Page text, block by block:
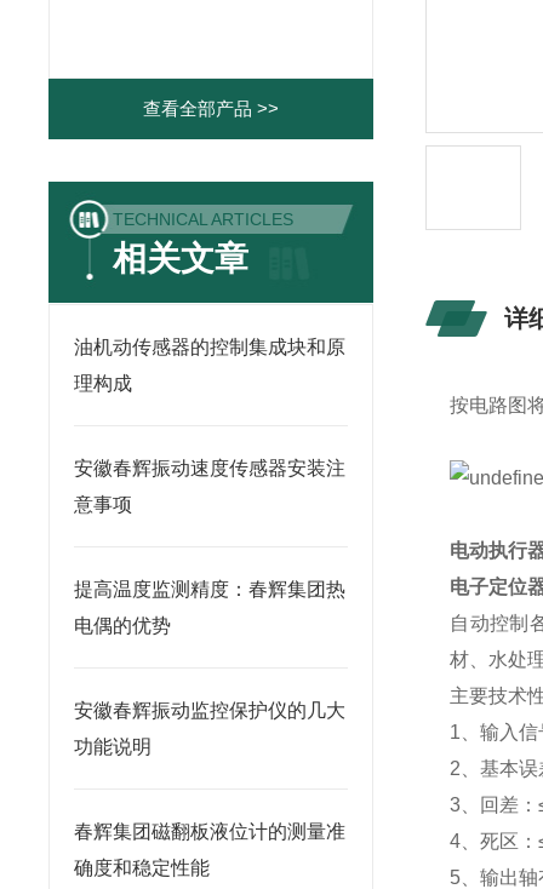
查看全部产品 >>
TECHNICAL ARTICLES
相关文章
油机动传感器的控制集成块和原
理构成
安徽春辉振动速度传感器安装注
意事项
提高温度监测精度：春辉集团热
电偶的优势
安徽春辉振动监控保护仪的几大
功能说明
春辉集团磁翻板液位计的测量准
确度和稳定性能
详
按电路图
电动执行
电子定位
自动控制
材、水处
主要技术
1、输入
2、基本
3、回差：
4、死区：
5、输出轴